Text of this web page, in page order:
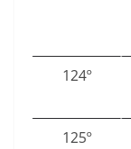
124º
125º